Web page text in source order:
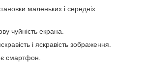
маленьких і середніх
чуйність екрана.
і яскравість зображення.
смартфон.